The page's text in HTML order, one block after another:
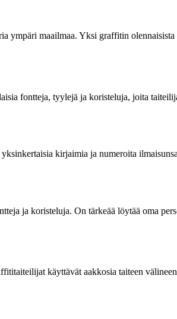
maailmaa. Yksi graffitin
fontteja, tyylejä ja koristeluja, joita
kirjaimia ja numeroita
ja koristeluja. On tärkeää löytää oma
käyttävät aakkosia taiteen